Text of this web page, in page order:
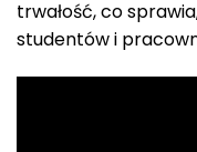
trwałość, co
studentów i